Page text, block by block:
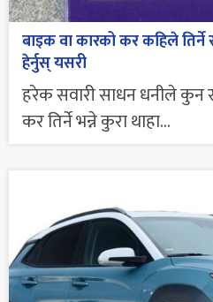
बाइक वा कारको कर कहिले
हेर्नुस् यसरी
हरेक सवारी साधन धनीले कुन
कर तिर्ने भन्ने कुरा थाहा...